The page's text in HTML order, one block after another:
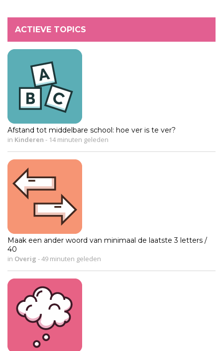
ACTIEVE TOPICS
Afstand tot middelbare school: hoe ver is te ver?
in Kinderen - 14 minuten geleden
Maak een ander woord van minimaal de laatste 3 letters /
40
in Overig -49 minuten geleden